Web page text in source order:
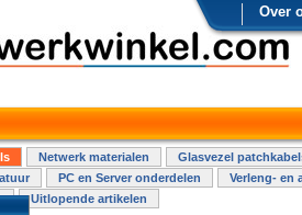
Over
Netwerk materialen
Glasvezel
PC en Server onderdelen
Verleng- en
Uitlopende artikelen